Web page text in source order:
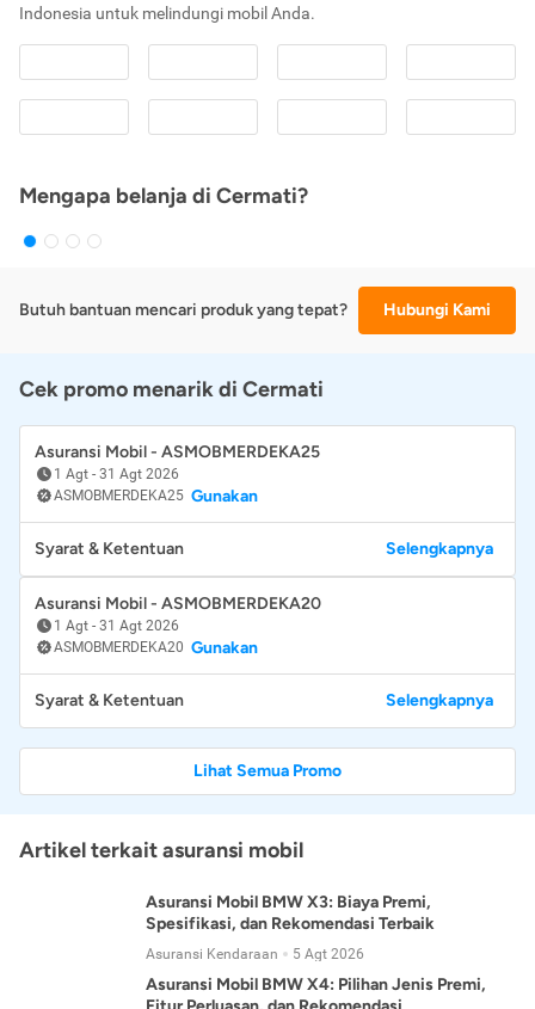
Indonesia untuk melindungi mobil Anda.
Mengapa belanja di Cermati?
Butuh bantuan mencari produk yang tepat? Hubungi Kami
Cek promo menarik di Cermati
Asuransi Mobil - ASMOBMERDEKA25
1 Agt - 31 Agt 2026
ASMOBMERDEKA25 Gunakan
Syarat & Ketentuan Selengkapnya
Asuransi Mobil - ASMOBMERDEKA20
1 Agt - 31 Agt 2026
ASMOBMERDEKA20 Gunakan
Syarat & Ketentuan Selengkapnya
Lihat Semua Promo
Artikel terkait asuransi mobil
Asuransi Mobil BMW X3: Biaya Premi,
Spesifikasi, dan Rekomendasi Terbaik
Asuransi Kendaraan 5 Agt 2026
Asuransi Mobil BMW X4: Pilihan Jenis Premi,